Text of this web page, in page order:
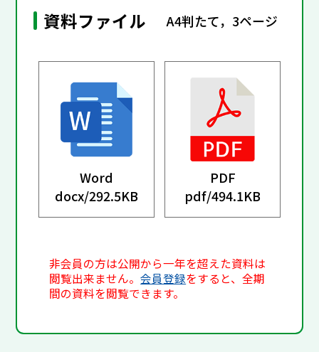
資料ファイル A4判たて，3ページ
Word
docx/292.5KB
PDF
pdf/494.1KB
非会員の方は公開から一年を超えた資料は
閲覧出来ません。会員登録をすると、全期
間の資料を閲覧できます。